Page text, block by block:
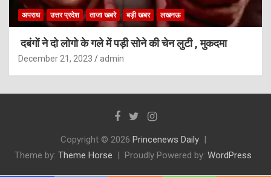
अपराध उत्तर प्रदेश ताजा खबरे बड़ी खबर लखनऊ
दबंगों ने दो लोगो के गले में पड़ी सोने की चेन लुटी , मुकदमा
December 21, 2023 admin
Copyright © 2026 Princenews Daily
Theme by: Theme Horse Proudly Powered by: WordPress